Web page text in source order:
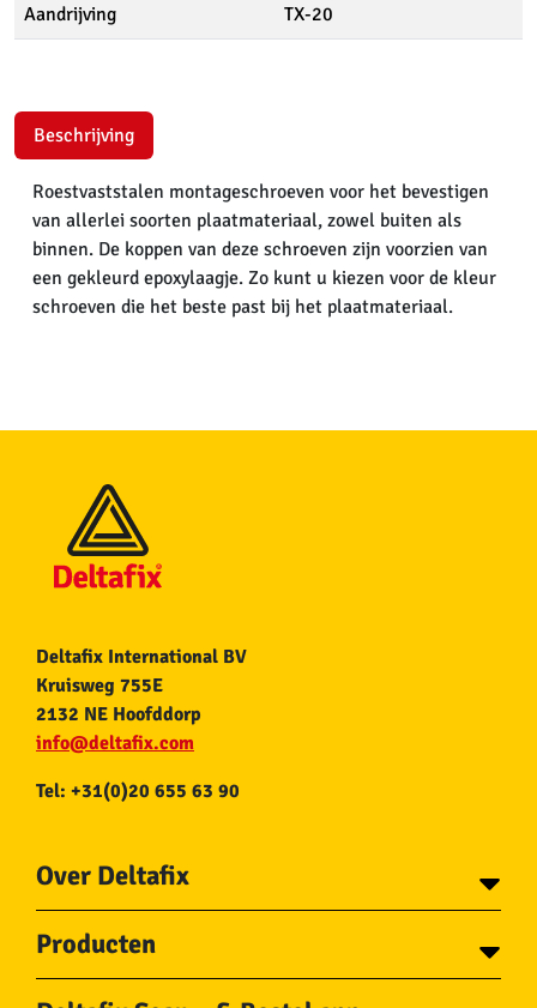
Aandrijving TX-20
Beschrijving
Roestvaststalen montageschroeven voor het bevestigen
van allerlei soorten plaatmateriaal, zowel buiten als
binnen. De koppen van deze schroeven zijn voorzien van
een gekleurd epoxylaagje. Zo kunt u kiezen voor de kleur
schroeven die het beste past bij het plaatmateriaal.
Deltafix International BV
Kruisweg 755E
2132 NE Hoofddorp
info@deltafix.com
Tel: +31(0)20 655 63 90
Over Deltafix
Voor gemeentes
Over Deltafix
Producten